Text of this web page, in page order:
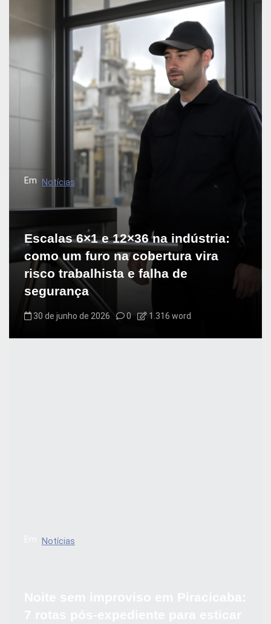
Em Notícias
Escalas 6×1 e 12×36 na indústria:
como um furo na cobertura vira
risco trabalhista e falha de
segurança
30 de junho de 2026 0 1.316 word
Notícias